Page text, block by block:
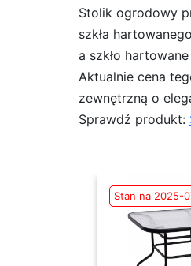
Stolik ogrodowy
szkła
a szkło
Aktualnie cena
zewnętrzną o
Sprawdź produkt:
Stan na 2025-